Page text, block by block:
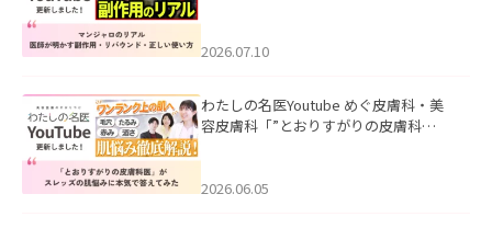
た。
2026.07.10
わたしの名医Youtube めぐ皮膚科・美
容皮膚科「”とおりすがりの皮膚科
2026.06.05